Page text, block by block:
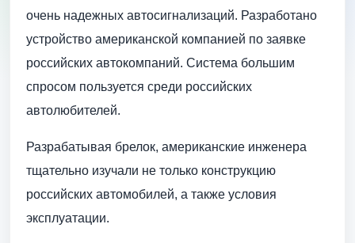
очень надежных автосигнализаций. Разработано
устройство американской компанией по заявке
российских автокомпаний. Система большим
спросом пользуется среди российских
автолюбителей.
Разрабатывая брелок, американские инженера
тщательно изучали не только конструкцию
российских автомобилей, а также условия
эксплуатации.